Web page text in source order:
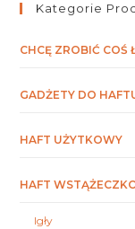
Kategorie
CHCĘ ZROBIĆ COŚ
GADŻETY DO
HAFT UŻYTKOWY
HAFT
Igły